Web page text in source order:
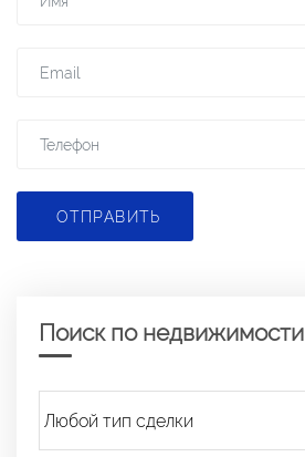
ОТПРАВИТЬ
Поиск по недвижимости